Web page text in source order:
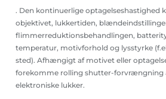
. Den kontinuerlige optagelseshastighed
objektivet, lukkertiden,
flimmerreduktionsbehandlingen,
temperatur, motivforhold og lysstyrke
sted). Afhængigt af motivet eller
forekomme rolling shutter-forvrængning
elektroniske lukker.